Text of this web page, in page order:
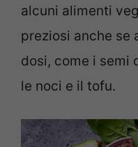
alcuni alimenti
preziosi anche se
dosi, come i semi
le noci e il tofu.